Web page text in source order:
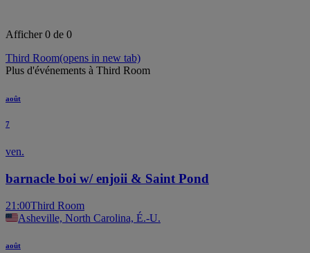
Afficher 0 de 0
Third Room(opens in new tab)
Plus d'événements à Third Room
août
7
ven.
barnacle boi w/ enjoii & Saint Pond
21:00Third Room
Asheville, North Carolina, É.-U.
août